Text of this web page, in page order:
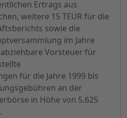
Ertrags aus
weitere 15 TEUR für die
sowie die
im Jahre
abziehbare Vorsteuer für
für die Jahre 1999 bis
an der
in Höhe von 5.625